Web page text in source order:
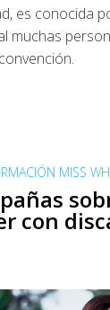
es conocida
muchas
MISS
con